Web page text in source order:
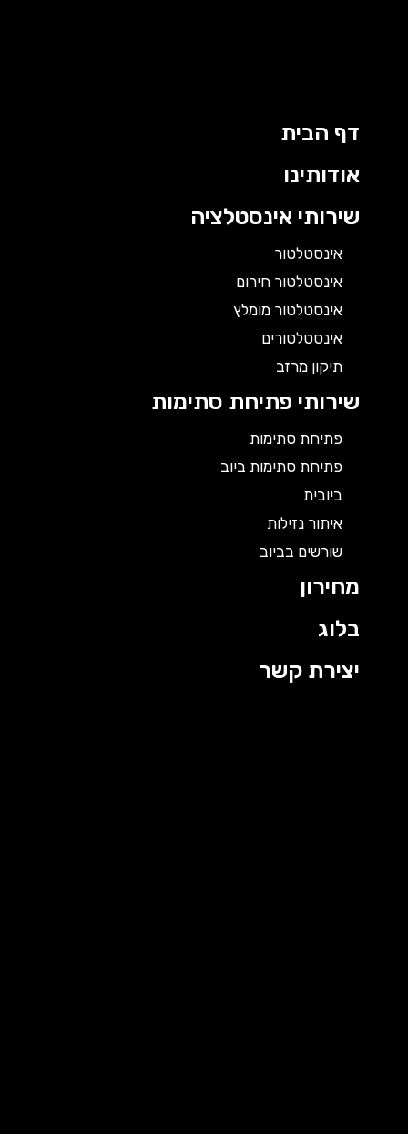
דף הבית
אודותינו
שירותי אינסטלציה
אינסטלטור
אינסטלטור חירום
אינסטלטור מומלץ
אינסטלטורים
תיקון מרזב
שירותי פתיחת סתימות
פתיחת סתימות
פתיחת סתימות ביוב
ביובית
איתור נזילות
שורשים בביוב
מחירון
בלוג
יצירת קשר